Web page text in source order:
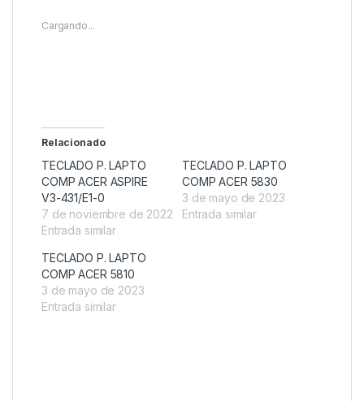
Cargando...
Relacionado
TECLADO P. LAPTO
COMP ACER ASPIRE
V3-431/E1-0
7 de noviembre de 2022
Entrada similar
TECLADO P. LAPTO
COMP ACER 5830
3 de mayo de 2023
Entrada similar
TECLADO P. LAPTO
COMP ACER 5810
3 de mayo de 2023
Entrada similar